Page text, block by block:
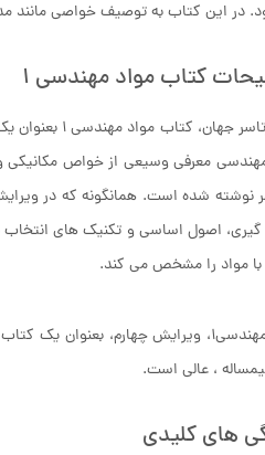
در این کتاب به توصیف خواصی مانند
کتاب مواد مهندسی ۱
در سرتاسر
معرفی وسیعی از خواص مکانیکی
نوشته شده است. همانگونه که در
گیری، اصول اساسی و تکنیک های
با مواد را مشخص می کند.
، عالی است.
های کلیدی